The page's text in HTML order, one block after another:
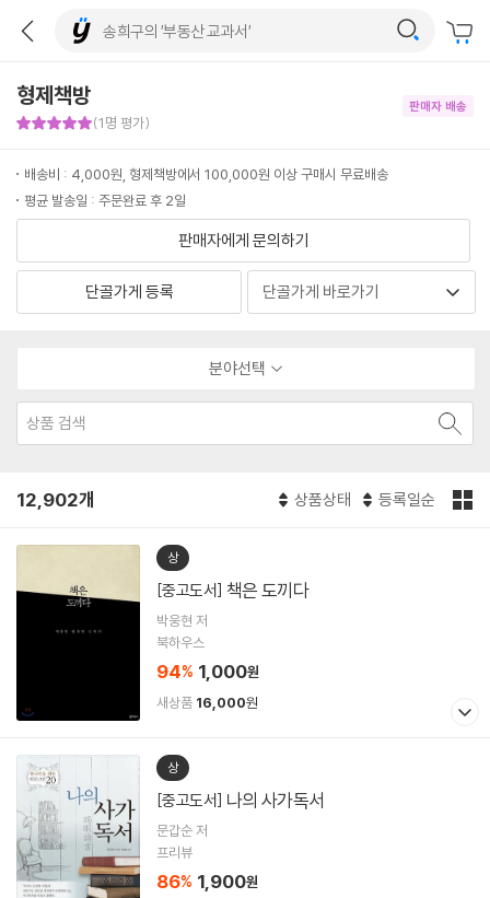
형제책방
(1명 평가)
판매자 배송
배송비 : 4,000원, 형제책방에서 100,000원 이상 구매시 무료배송
평균 발송일 : 주문완료 후 2일
판매자에게 문의하기
단골가게 등록
분야선택
12,902개 상품상태 등록일순
상
[중고도서] 책은 도끼다
박웅현 저
북하우스
94% 1,000원
새상품 16,000원
상
[중고도서] 나의 사가독서
문갑순 저
프리뷰
86% 1,900원